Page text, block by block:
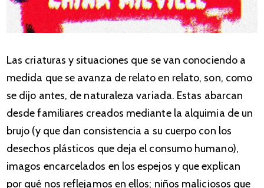
Las criaturas y situaciones que se van conociendo a
medida que se avanza de relato en relato, son, como
se dijo antes, de naturaleza variada. Estas abarcan
desde familiares creados mediante la alquimia de un
brujo (y que dan consistencia a su cuerpo con los
desechos plásticos que deja el consumo humano),
imagos encarcelados en los espejos y que explican
por qué nos reflejamos en ellos; niños maliciosos que